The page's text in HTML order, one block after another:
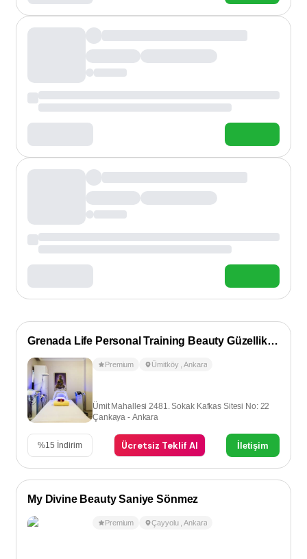
Grenada Life Personal Training Beauty Güzellik Salonu
Premium Ümitköy ,Ankara
Ümit Mahallesi 2481. Sokak Kafkas Sitesi No: 22
Çankaya - Ankara
%15 İndirim Ücretsiz Teklif Al İletişim
My Divine Beauty Saniye Sönmez
Premium Çayyolu ,Ankara